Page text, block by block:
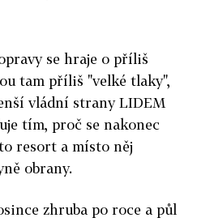
se hraje o příliš
tam příliš "velké tlaky",
vládní strany LIDEM
tím, proč se nakonec
resort a místo něj
obrany.
zhruba po roce a půl